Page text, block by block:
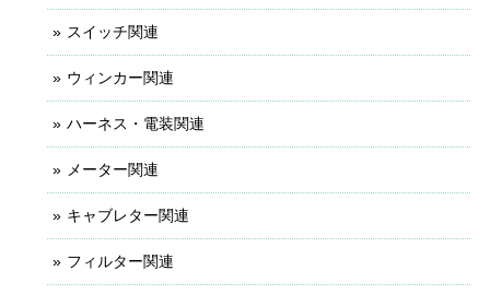
スイッチ関連
ウィンカー関連
ハーネス・電装関連
メーター関連
キャブレター関連
フィルター関連